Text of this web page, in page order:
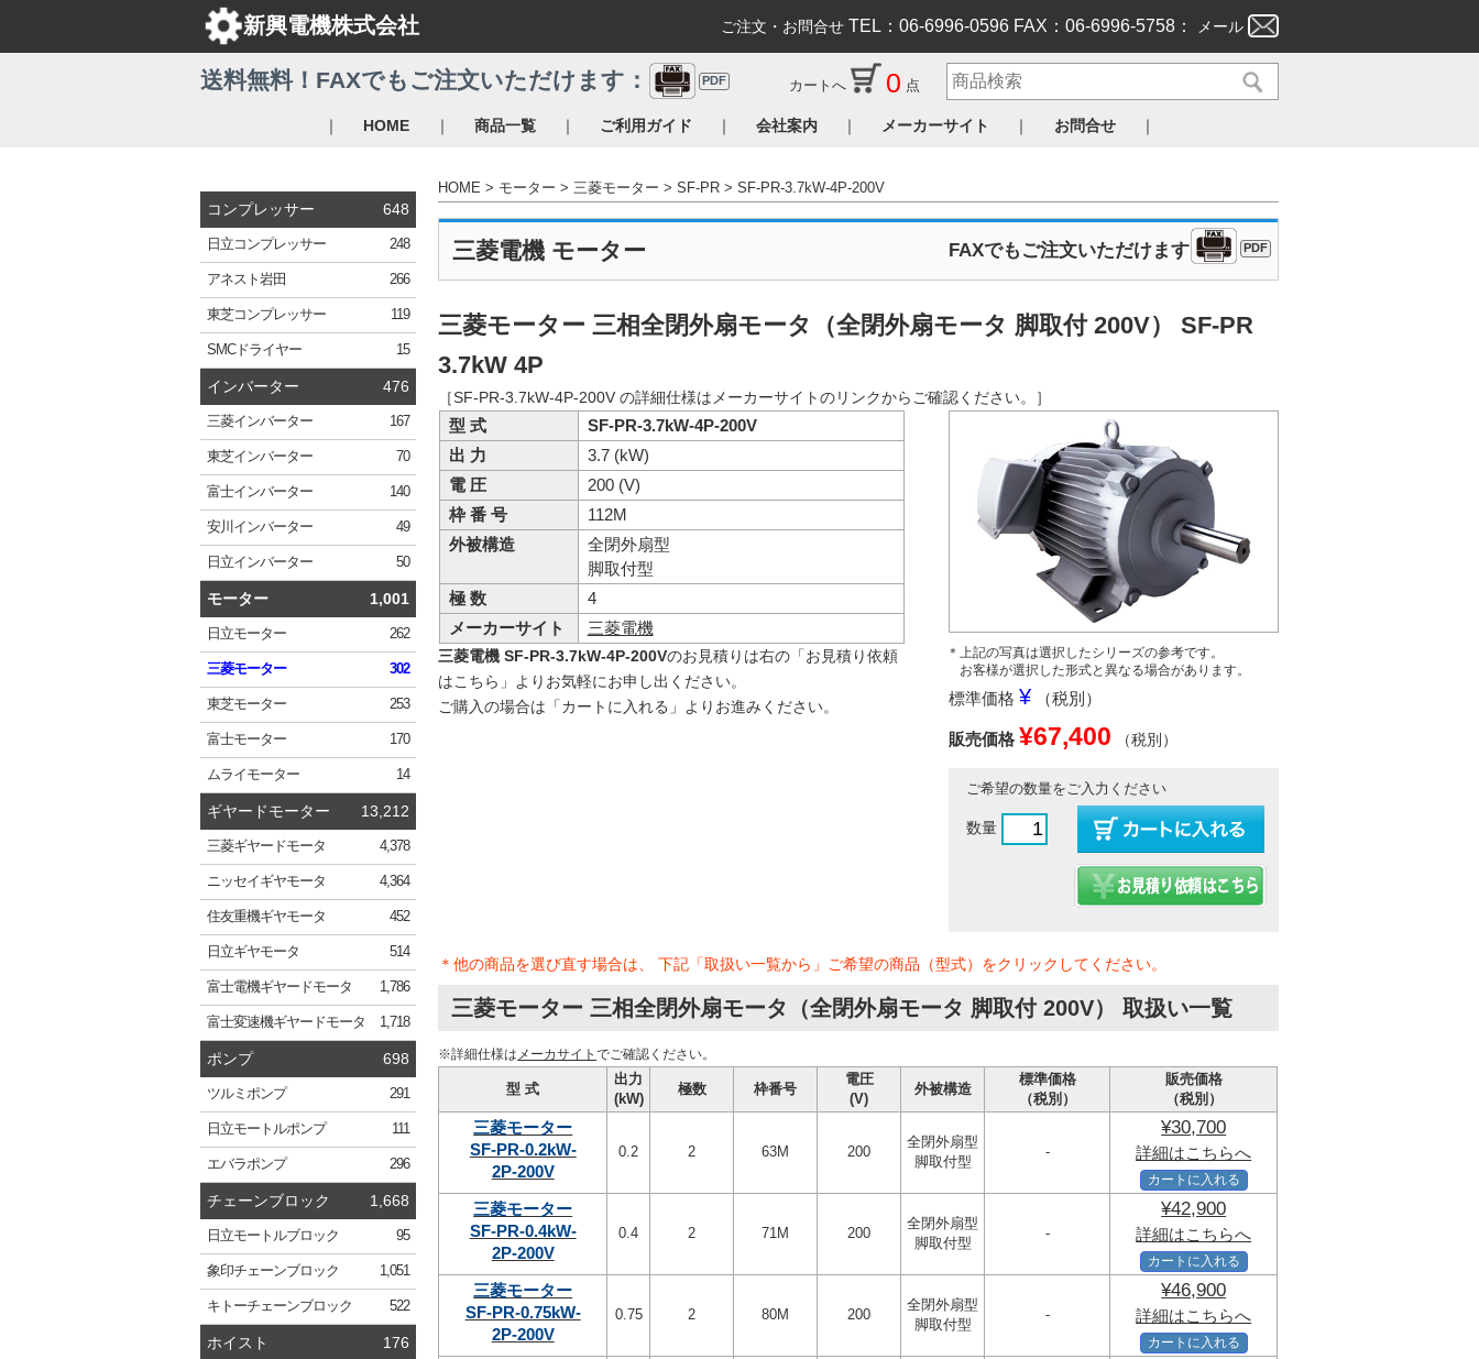
新興電機株式会社 ご注文・お問合せ TEL：06-6996-0596 FAX：06-6996-5758： メール
｜ HOME ｜ 商品一覧 ｜ ご利用ガイド ｜ 会社案内 ｜ メーカーサイト ｜ お問合せ ｜
コンプレッサー 648
日立コンプレッサー 248
アネスト岩田 266
東芝コンプレッサー 119
SMCドライヤー 15
インバーター 476
三菱インバーター 167
東芝インバーター 70
富士インバーター 140
安川 インバーター 49
日立インバーター 50
モーター 1,001
日立モーター 262
三菱モーター 302
東芝モーター 253
富士モーター 170
ムライモーター 14
ギヤードモーター 13,212
三菱ギヤードモータ 4,378
ニッセイギヤモータ 4,364
住友重機ギヤモータ 452
日立ギヤモータ 514
富士電機ギヤードモータ 1,786
富士変速機ギヤードモータ 1,718
ポンプ 698
ツルミ ポンプ 291
日立モートルポンプ 111
エバラポンプ 296
チェーンブロック 1,668
日立モートルブロック 95
象印チェーンブロック 1,051
キトーチェーンブロック 522
ホイスト 176
送料無料！FAXでもご注文いただけます： PDF カートへ 0 点
HOME モーター 三菱モーター SF-PR SF-PR-3.7kW-4P-200V
三菱電機 モーター FAXでもご注文いただけます PDF
三菱モーター 三相全閉外扇モータ（全閉外扇モータ 脚取付 200V） SF-PR
3.7kW 4P
［SF-PR-3.7kW-4P-200V の詳細仕様はメーカーサイトのリンクからご確認ください。］
＊上記の写真は選択したシリーズの参考です。
お客様が選択した形式と異なる場合があります。
標準価格 ¥ （税別）
販売価格 ¥67,400 （税別）
ご希望の数量をご入力ください
数量
型 式
SF-PR-3.7kW-4P-200V
出 力
3.7 (kW)
電 圧
200 (V)
枠 番 号
112M
外被構造
全閉外扇型
脚取付型
極 数
4
メーカーサイト
三菱電機
三菱電機 SF-PR-3.7kW-4P-200Vのお見積りは右の「お見積り依頼
はこちら」よりお気軽にお申し出ください。
ご購入の場合は「カートに入れる」よりお進みください。
＊他の商品を選び直す場合は、 下記「取扱い一覧から」ご希望の商品（型式）をクリックしてください。
三菱モーター 三相全閉外扇モータ（全閉外扇モータ 脚取付 200V） 取扱い一覧
※詳細仕様は メーカサイトでご確認ください。
型 式
出力
(kW)
極数 枠番号
電圧
(V)
外被構造
標準価格
（税別）
販売価格
（税別）
三菱モーター
SF-PR-0.2kW-
2P-200V
0.2 2 63M 200
全閉外扇型
脚取付型
-
¥30,700
詳細はこちらへ
カートに入れる
三菱モーター
SF-PR-0.4kW-
2P-200V
0.4 2 71M 200
全閉外扇型
脚取付型
-
¥42,900
詳細はこちらへ
カートに入れる
三菱モーター
SF-PR-0.75kW-
2P-200V
0.75 2 80M 200
全閉外扇型
脚取付型
-
¥46,900
詳細はこちらへ
カートに入れる